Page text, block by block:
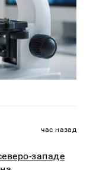
час назад
западе